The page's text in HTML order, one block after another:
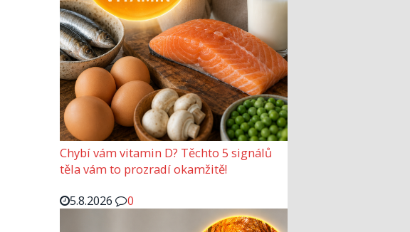
Chybí vám vitamin D? Těchto 5 signálů
těla vám to prozradí okamžitě!
5.8.2026
0